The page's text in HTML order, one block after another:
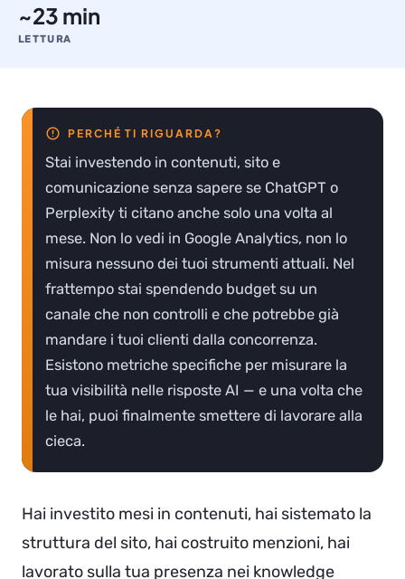
~23 min
LETTURA
Stai investendo in contenuti, sito e
comunicazione senza sapere se ChatGPT o
Perplexity ti citano anche solo una volta al
mese. Non lo vedi in Google Analytics, non lo
misura nessuno dei tuoi strumenti attuali. Nel
frattempo stai spendendo budget su un
canale che non controlli e che potrebbe già
mandare i tuoi clienti dalla concorrenza.
Esistono metriche specifiche per misurare la
tua visibilità nelle risposte AI — e una volta che
le hai, puoi finalmente smettere di lavorare alla
cieca.
Hai investito mesi in contenuti, hai sistemato la
struttura del sito, hai costruito menzioni, hai
lavorato sulla tua presenza nei knowledge